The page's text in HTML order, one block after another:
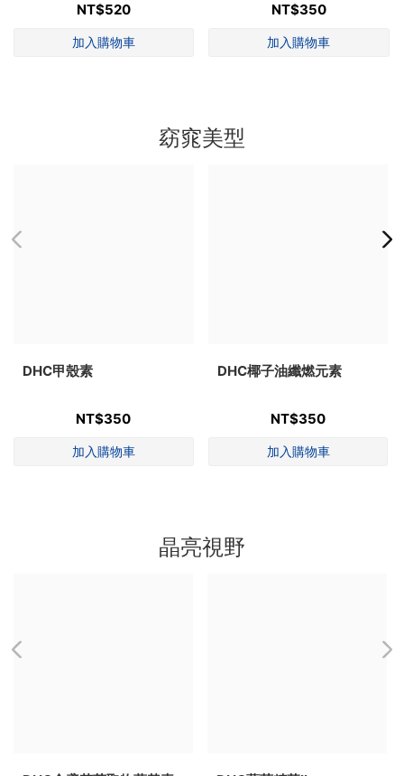
NT$520 NT$350
窈窕美型
DHC甲殼素
NT$350
DHC椰子油纖燃元素
NT$350
晶亮視野